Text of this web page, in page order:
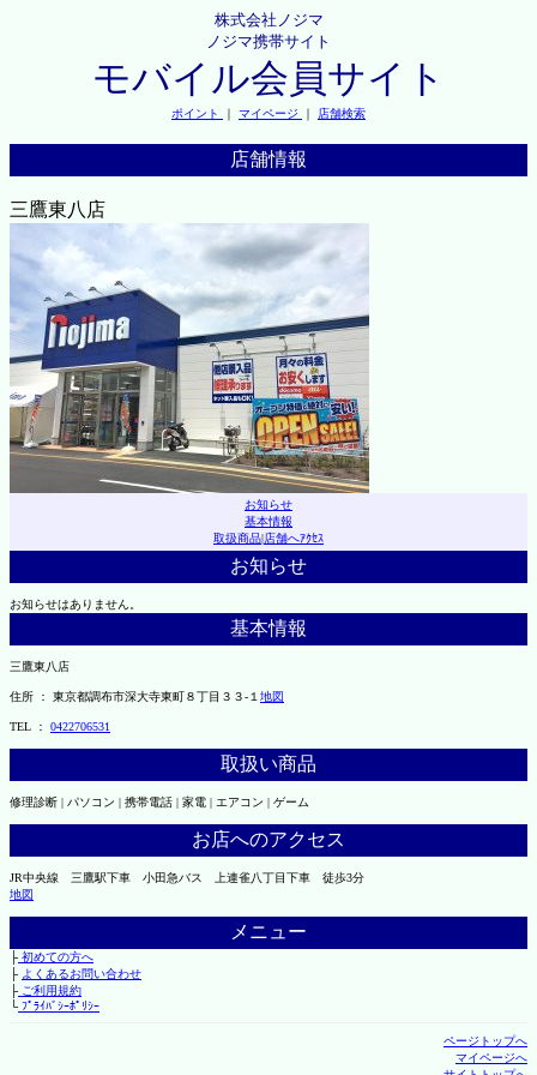
株式会社ノジマ
ノジマ携帯サイト
モバイル会員サイト
ポイント ｜ マイページ ｜ 店舗検索
店舗情報
三鷹東八店
お知らせ
基本情報
取扱商品|店舗へｱｸｾｽ
お知らせ
お知らせはありません。
基本情報
三鷹東八店
住所 ： 東京都調布市深大寺東町８丁目３３-１ 地図
TEL ： 0422706531
取扱い商品
修理診断 | パソコン | 携帯電話 | 家電 | エアコン | ゲーム
お店へのアクセス
JR中央線 三鷹駅下車 小田急バス 上連雀八丁目下車 徒歩3分
地図
メニュー
├初めての方へ
├ よくあるお問い合わせ
├ご利用規約
└ﾌﾟﾗｲﾊﾞｼｰﾎﾟﾘｼｰ
ページトップへ
マイページへ